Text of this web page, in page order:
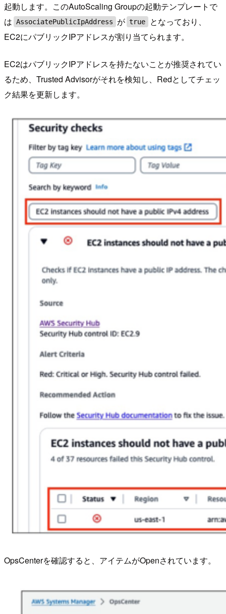
起動します。このAutoScaling Groupの起動テンプレートで
は AssociatePublicIpAddress が true
となっており、
EC2にパブリックIPアドレスが割り当てられます。
EC2はパブリックIPアドレスを持たないことが推奨されてい
るため、Trusted Advisorがそれを検知し、Redとしてチェッ
ク結果を更新します。
OpsCenterを確認すると、アイテムがOpenされています。